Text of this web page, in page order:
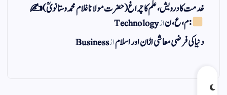
خدمت کا درویش، علم کا چراغ(حضرت مولانا غلام محمد وستانویؒ)✍
: م ، ع ، نازTechnology
دنیا کی فرضی معاشی اڑان اور اسلامازBusiness